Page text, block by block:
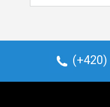
(+420)